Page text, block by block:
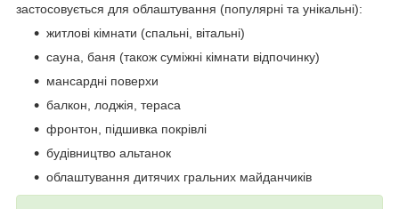
застосовується для облаштування (популярні та унікальні):
житлові кімнати (спальні, вітальні)
сауна, баня (також суміжні кімнати відпочинку)
мансардні поверхи
балкон, лоджія, тераса
фронтон, підшивка покрівлі
будівництво альтанок
облаштування дитячих гральних майданчиків